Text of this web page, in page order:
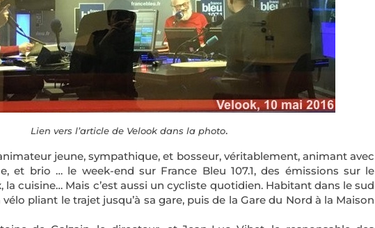
Lien vers l’article de Velook dans la photo.
jeune, sympathique, et bosseur, véritablement, animant avec
et brio … le week-end sur France Bleu 107.1, des émissions sur le
la cuisine… Mais c’est aussi un cycliste quotidien. Habitant dans le sud
vélo pliant le trajet jusqu’à sa gare, puis de la Gare du Nord à la Maison